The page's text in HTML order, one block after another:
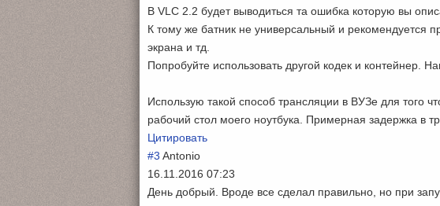
В VLC 2.2 будет выводиться та ошибка которую вы
К тому же батник не универсальный и рекомендуется
экрана и тд.
Попробуйте использовать другой кодек и контейнер.
Использую такой способ трансляции в ВУЗе для того
рабочий стол моего ноутбука. Примерная задержка в
Цитировать
#3 Antonio
16.11.2016 07:23
День добрый. Вроде все сделал правильно, но при